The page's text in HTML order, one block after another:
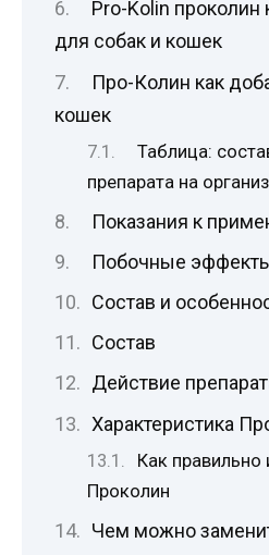
Pro-Kolin
для собак и кошек
Про-Колин как
кошек
Таблица:
препарата на
Показания к
Побочные
Состав и
Состав
Действие
Характеристика
Как правильно
Проколин
Чем можно